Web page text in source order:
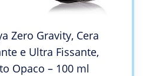
Zero Gravity, Cera
e Ultra Fissante,
Opaco – 100 ml